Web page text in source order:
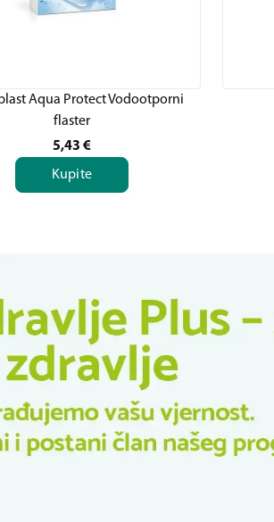
Aqua Protect Vodootporni
flaster
5,43 €
Kupite